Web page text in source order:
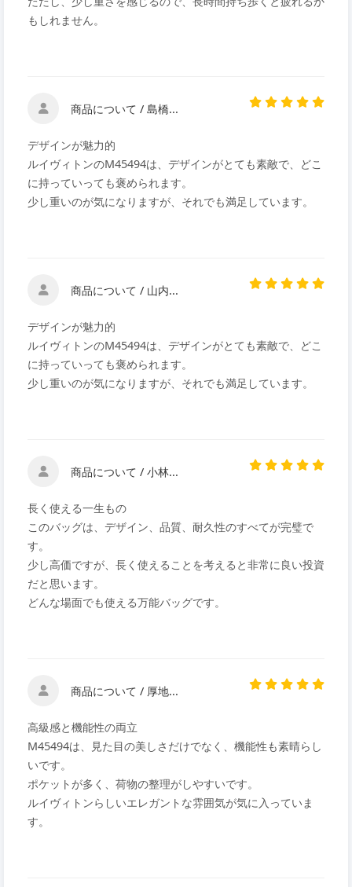
もしれません。
商品について / 島橋...
デザインが魅力的
ルイヴィトンのM45494は、デザインがとても素敵で、どこ
に持っていっても褒められます。
少し重いのが気になりますが、それでも満足しています。
商品について / 山内...
デザインが魅力的
ルイヴィトンのM45494は、デザインがとても素敵で、どこ
に持っていっても褒められます。
少し重いのが気になりますが、それでも満足しています。
商品について / 小林...
長く使える一生もの
このバッグは、デザイン、品質、耐久性のすべてが完璧で
す。
少し高価ですが、長く使えることを考えると非常に良い投資
だと思います。
どんな場面でも使える万能バッグです。
商品について / 厚地...
高級感と機能性の両立
M45494は、見た目の美しさだけでなく、機能性も素晴らし
いです。
ポケットが多く、荷物の整理がしやすいです。
ルイヴィトンらしいエレガントな雰囲気が気に入っていま
す。